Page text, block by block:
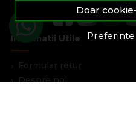
Doar
Informatii Utile
Formular retur
Despre noi